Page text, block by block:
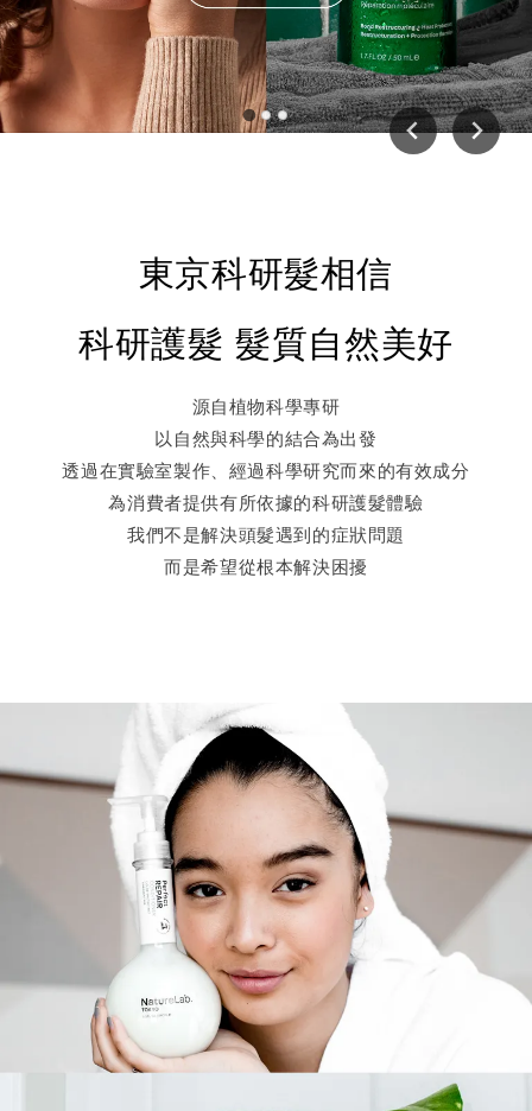
東京科研髮相信
科研護髮 髮質自然美好
源自植物科學專研
以自然與科學的結合為出發
透過在實驗室製作、經過科學研究而來的有效成分
為消費者提供有所依據的科研護髮體驗
我們不是解決頭髮遇到的症狀問題
而是希望從根本解決困擾